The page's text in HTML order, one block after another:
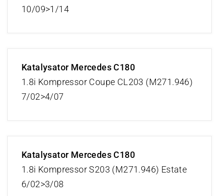
10/09>1/14
Katalysator Mercedes C180
1.8i Kompressor Coupe CL203 (M271.946)
7/02>4/07
Katalysator Mercedes C180
1.8i Kompressor S203 (M271.946) Estate
6/02>3/08